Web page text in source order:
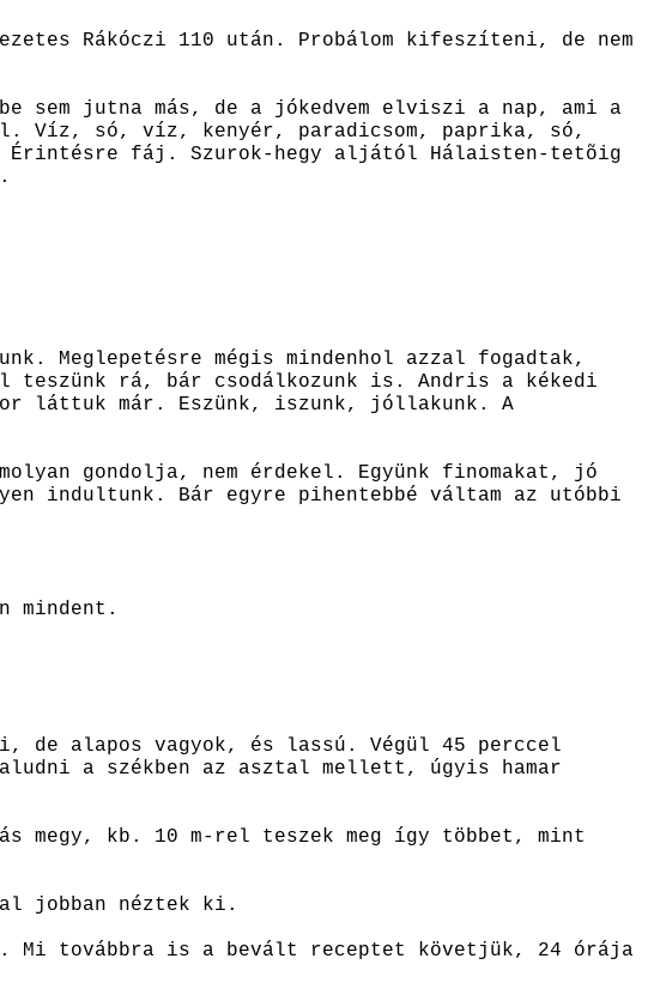
Rákóczi 110 után. Probálom kifeszíteni, de nem
sem jutna más, de a jókedvem elviszi a nap, ami a
Víz, só, víz, kenyér, paradicsom, paprika, só,
Érintésre fáj. Szurok-hegy aljától Hálaisten-tetõig
Meglepetésre mégis mindenhol azzal fogadtak,
rá, bár csodálkozunk is. Andris a kékedi
láttuk már. Eszünk, iszunk, jóllakunk. A
gondolja, nem érdekel. Együnk finomakat, jó
indultunk. Bár egyre pihentebbé váltam az utóbbi
mindent.
de alapos vagyok, és lassú. Végül 45 perccel
a székben az asztal mellett, úgyis hamar
megy, kb. 10 m-rel teszek meg így többet, mint
jobban néztek ki.
Mi továbbra is a bevált receptet követjük, 24 órája